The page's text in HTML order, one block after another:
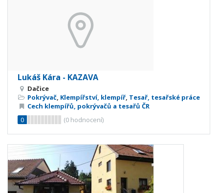
Lukáš Kára - KAZAVA
Dačice
Pokrývač, Klempířství, klempíř, Tesař, tesařské práce
Cech klempířů, pokrývačů a tesařů ČR
0
(0 hodnocení)